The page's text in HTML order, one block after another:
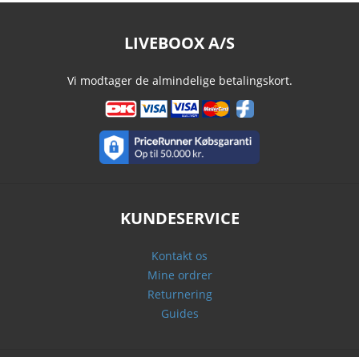
LIVEBOOX A/S
Vi modtager de almindelige betalingskort.
KUNDESERVICE
Kontakt os
Mine ordrer
Returnering
Guides